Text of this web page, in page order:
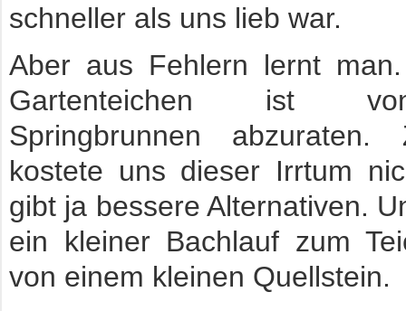
schneller als uns lieb war.
Aber aus Fehlern lernt
Gartenteichen ist
Springbrunnen abzuraten.
kostete uns dieser Irrtum
gibt ja bessere Alternativen.
ein kleiner Bachlauf zum
von einem kleinen Quellstein.